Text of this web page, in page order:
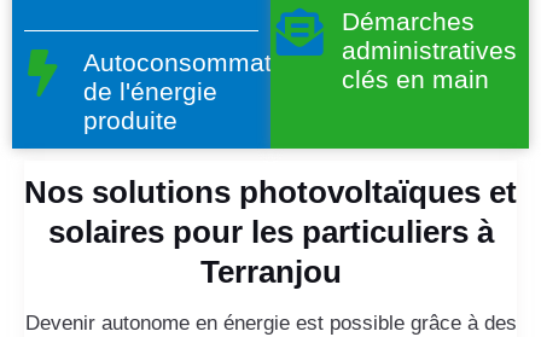
Autoconsommation
de l'énergie
produite
Démarches
administratives
clés en main
Nos solutions photovoltaïques et
solaires pour les particuliers à
Terranjou
Devenir autonome en énergie est possible grâce à des